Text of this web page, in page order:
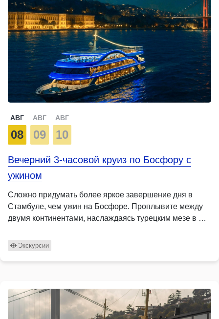
АВГ
08
АВГ
09
АВГ
10
Вечерний 3-часовой круиз по Босфору с
ужином
Сложно придумать более яркое завершение дня в
Стамбуле, чем ужин на Босфоре. Проплывите между
двумя континентами, наслаждаясь турецким мезе в …
Экскурсии